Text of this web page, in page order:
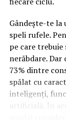
câteva tehnici
rezultate de
Base
Baza are mai
pigmenții
timp),
Vineri, 7
Ridicarea
exclusiv de
de tip full pass.
Accesul in
Gândește-te la
speli rufele.
pe care trebuie
nerăbdare. Dar
73% dintre
spălat cu
inteligenți,
artificială. În